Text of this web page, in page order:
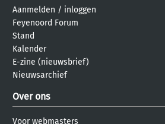
Aanmelden / inloggen
Feyenoord Forum
Stand
Kalender
E-zine (nieuwsbrief)
Nieuwsarchief
Over ons
Voor webmasters